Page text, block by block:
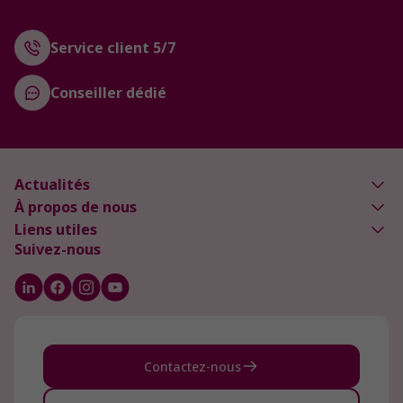
Service client 5/7
Conseiller dédié
Actualités
À propos de nous
Liens utiles
Suivez-nous
Contactez-nous